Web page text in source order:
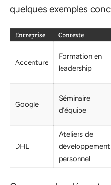
quelques exemples
Entreprise Contexte
Accenture
Formation en
leadership
Google
Séminaire
d’équipe
DHL
Ateliers de
développement
personnel